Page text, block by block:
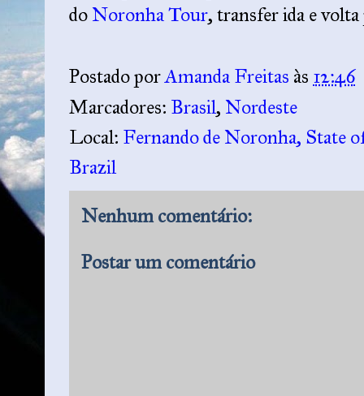
do Noronha Tour, transfer ida e
Postado porAmanda Freitas às 12:46
Marcadores: Brasil, Nordeste
Local: Fernando de Noronha, State
Brazil
Nenhum comentário:
Postar um comentário